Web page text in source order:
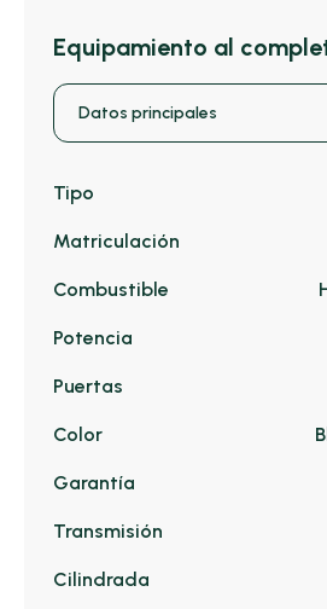
Equipamiento al
Tipo
Matriculación
Combustible
Potencia
Puertas
Color
Garantía
Transmisión
Cilindrada